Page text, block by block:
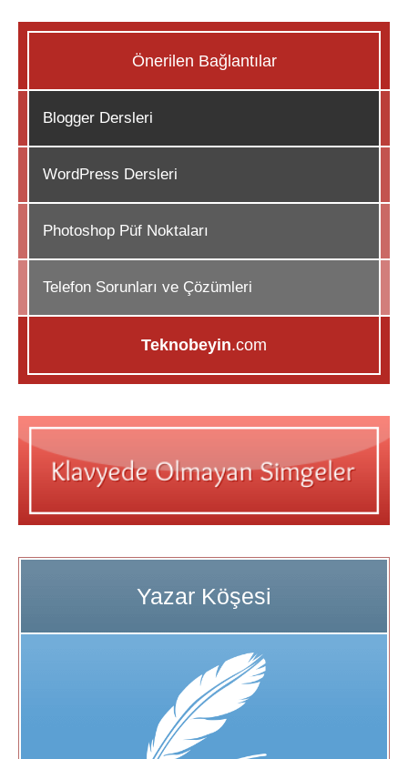
Önerilen Bağlantılar
Blogger Dersleri
WordPress Dersleri
Photoshop Püf Noktaları
Telefon Sorunları ve Çözümleri
Teknobeyin.com